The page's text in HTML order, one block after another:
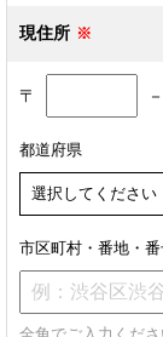
現住所
〒 －
都道府県
市区町村・番地・